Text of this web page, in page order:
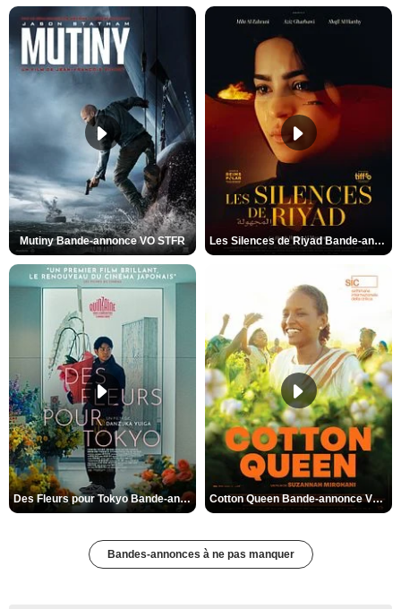
Mutiny Bande-annonce VO STFR Les Silences de Riyad Bande-annonce VO STFR
Des Fleurs pour Tokyo Bande-annonce VO STFR Cotton Queen Bande-annonce VO STFR
Bandes-annonces à ne pas manquer